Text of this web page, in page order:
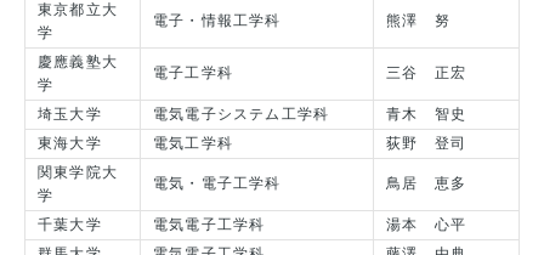
東京都立大
学
電子・情報工学科 熊澤 努
慶應義塾大
学
電子工学科 三谷 正宏
埼玉大学 電気電子システム工学科
青木 智史
東海大学
電気工学科
荻野 登司
関東学院大
学
電気・電子工学科 鳥居 恵多
千葉大学 電気電子工学科
湯本 心平